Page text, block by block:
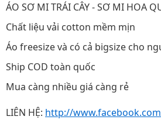
ÁO SƠ MI TRÁI CÂY - SƠ MI HOA
Chất liệu vải cotton mềm mịn
Áo freesize và có cả bigsize cho
Ship COD toàn quốc
Mua càng nhiều giá càng rẻ
LIÊN HỆ: http://